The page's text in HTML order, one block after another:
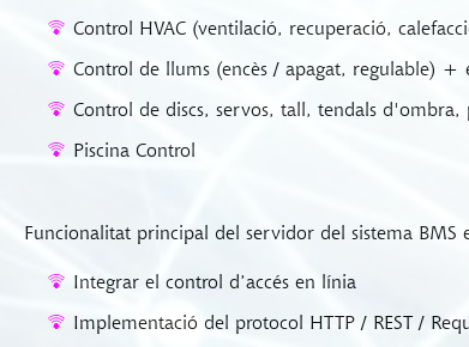
Control HVAC (ventilació, recuperació,
Control de llums (encès / apagat, regulable) +
Control de discs, servos, tall, tendals
Piscina Control
Funcionalitat principal del servidor del sistema BMS
Integrar el control d’accés en línia
Implementació del protocol HTTP / REST /